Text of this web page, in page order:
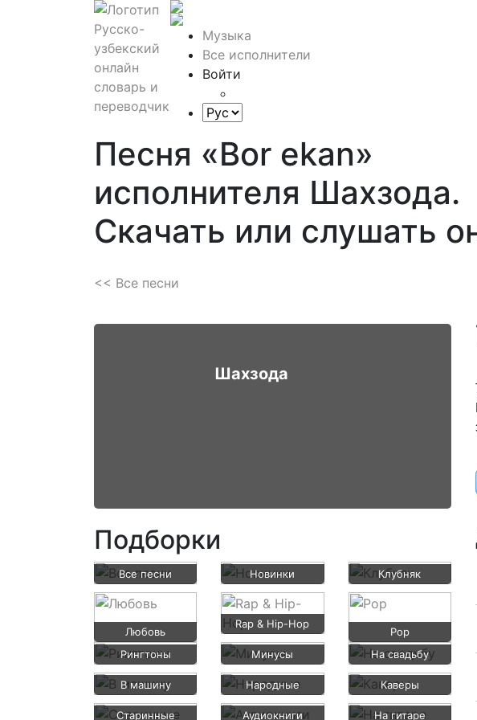
Музыка
Все исполнители
Войти
Песня «Bor ekan»
исполнителя Шахзода.
Скачать или слушать
<< Все песни
Шахзода
Подборки
Все песни Новинки Клубняк
Любовь
Rap & Hip-Hop
Pop
Рингтоны
Минусы На свадьбу
В машину Народные Каверы
Старинные Аудиокниги На гитаре